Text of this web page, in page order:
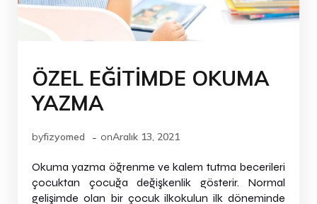
ÖZEL EĞİTİMDE OKUMA
YAZMA
byfizyomed - onAralık 13, 2021
Okuma yazma öğrenme ve kalem tutma becerileri
çocuktan çocuğa değişkenlik gösterir. Normal
gelişimde olan bir çocuk ilkokulun ilk döneminde